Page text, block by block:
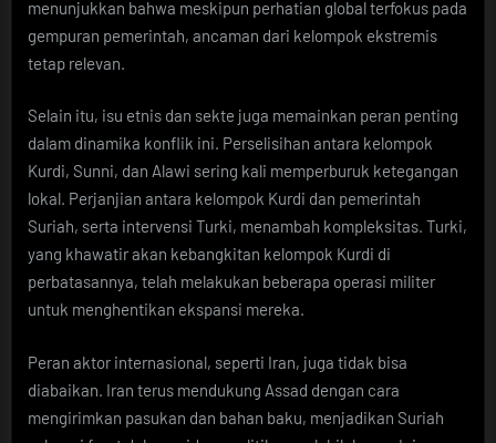
menunjukkan bahwa meskipun perhatian global terfokus pada
gempuran pemerintah, ancaman dari kelompok ekstremis
tetap relevan.
Selain itu, isu etnis dan sekte juga memainkan peran penting
dalam dinamika konflik ini. Perselisihan antara kelompok
Kurdi, Sunni, dan Alawi sering kali memperburuk ketegangan
lokal. Perjanjian antara kelompok Kurdi dan pemerintah
Suriah, serta intervensi Turki, menambah kompleksitas. Turki,
yang khawatir akan kebangkitan kelompok Kurdi di
perbatasannya, telah melakukan beberapa operasi militer
untuk menghentikan ekspansi mereka.
Peran aktor internasional, seperti Iran, juga tidak bisa
diabaikan. Iran terus mendukung Assad dengan cara
mengirimkan pasukan dan bahan baku, menjadikan Suriah